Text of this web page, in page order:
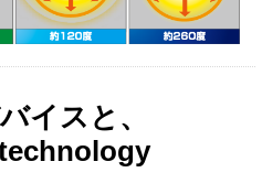
イスと、